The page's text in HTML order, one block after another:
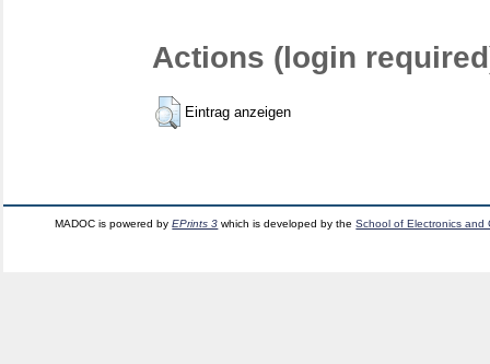
Actions (login
Eintrag anzeigen
MADOC is powered byEPrints 3 which is developed by theSchool of Electronics and